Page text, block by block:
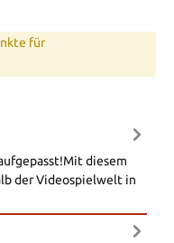
für
diesem
der Videospielwelt in